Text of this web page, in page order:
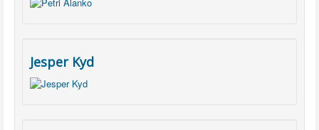
Jesper Kyd